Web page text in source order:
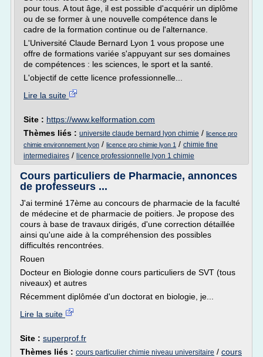
pour tous. A tout âge, il est possible d'acquérir un diplôme
ou de se former à une nouvelle compétence dans le
cadre de la formation continue ou de l'alternance.
L'Université Claude Bernard Lyon 1 vous propose une
offre de formations variée s'appuyant sur ses domaines
de compétences : les sciences, le sport et la santé.
L'objectif de cette licence professionnelle...
Lire la suite
Site : https://www.kelformation.com
Thèmes liés : universite claude bernard lyon chimie / licence pro
chimie environnement lyon / licence pro chimie lyon 1 / chimie fine
intermediaires / licence professionnelle lyon 1 chimie
Cours particuliers de Pharmacie, annonces
de professeurs ...
J'ai terminé 17ème au concours de pharmacie de la faculté
de médecine et de pharmacie de poitiers. Je propose des
cours à base de travaux dirigés, d'une correction détaillée
ainsi qu'une aide à la compréhension des possibles
difficultés rencontrées.
Rouen
Docteur en Biologie donne cours particuliers de SVT (tous
niveaux) et autres
Récemment diplômée d'un doctorat en biologie, je...
Lire la suite
Site : superprof.fr
Thèmes liés : cours particulier chimie niveau universitaire / cours